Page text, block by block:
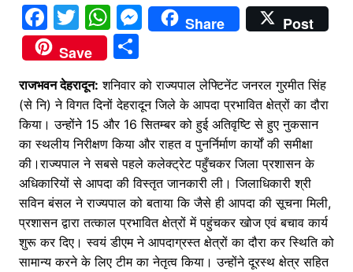
F
a
c
e
b
o
o
k
T
w
itt
er
W
h
at
s
A
p
p
M
e
s
e
n
g
er
Share
Post
Save
S
h
ar
e
राजभवन देहरादून: शनिवार को राज्यपाल लेफ्टिनेंट जनरल गुरमीत सिंह
(से नि) ने विगत दिनों देहरादून जिले के आपदा प्रभावित क्षेत्रों का दौरा
किया। उन्होंने 15 और 16 सितम्बर को हुई अतिवृष्टि से हुए नुकसान
का स्थलीय निरीक्षण किया और राहत व पुनर्निर्माण कार्यों की समीक्षा
की।राज्यपाल ने सबसे पहले कलेक्ट्रेट पहुँचकर जिला प्रशासन के
अधिकारियों से आपदा की विस्तृत जानकारी ली। जिलाधिकारी श्री
सविन बंसल ने राज्यपाल को बताया कि जैसे ही आपदा की सूचना मिली,
प्रशासन द्वारा तत्काल प्रभावित क्षेत्रों में पहुंचकर खोज एवं बचाव कार्य
शुरू कर दिए। स्वयं डीएम ने आपदाग्रस्त क्षेत्रों का दौरा कर स्थिति को
सामान्य करने के लिए टीम का नेतृत्व किया। उन्होंने दूरस्थ क्षेत्र सहित